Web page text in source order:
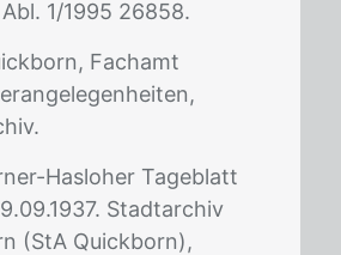
1/1995 26858.
Fachamt
Hasloher Tageblatt
Stadtarchiv
(StA Quickborn),